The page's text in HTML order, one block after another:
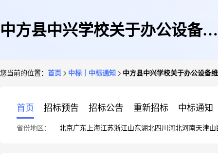
中方县中兴学校关于办公设备维
您当前的位置： 首页 中标｜中标通知 中方县中兴学校关于办公设备
首页 招标预告 招标公告 重新招标 中标通知
省份地区： 北京广东 上海江苏浙江山东湖北四川 河北河南天津山